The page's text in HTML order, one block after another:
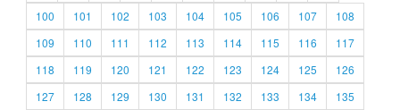
100
101 102 103 104 105 106 107
108
109
110 111 112 113 114 115 116
117
118
119 120 121 122 123 124 125
126
127
128 129 130 131 132 133 134
135